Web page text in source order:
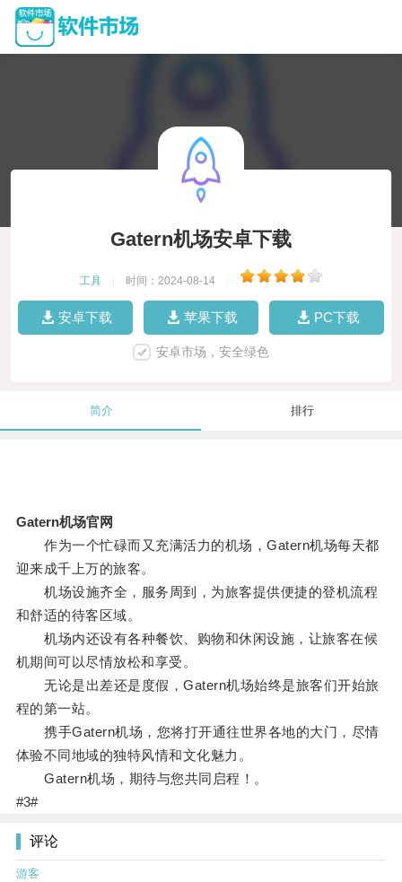
Gatern机场安卓下载
工具 时间：2024-08-14
安卓下载 苹果下载 PC下载
安卓市场，安全绿色
简介 排行
Gatern机场官网
作为一个忙碌而又充满活力的机场，Gatern机场每天都
迎来成千上万的旅客。
机场设施齐全，服务周到，为旅客提供便捷的登机流程
和舒适的待客区域。
机场内还设有各种餐饮、购物和休闲设施，让旅客在候
机期间可以尽情放松和享受。
无论是出差还是度假，Gatern机场始终是旅客们开始旅
程的第一站。
携手Gatern机场，您将打开通往世界各地的大门，尽情
体验不同地域的独特风情和文化魅力。
Gatern机场，期待与您共同启程！。
#3#
评论
游客